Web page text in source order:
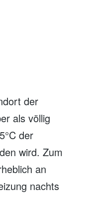
der
als völlig
der
wird. Zum
an
nachts